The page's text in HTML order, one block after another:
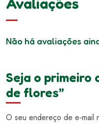
Não há avaliações
Seja o primeiro
de flores”
O seu endereço de e-mail